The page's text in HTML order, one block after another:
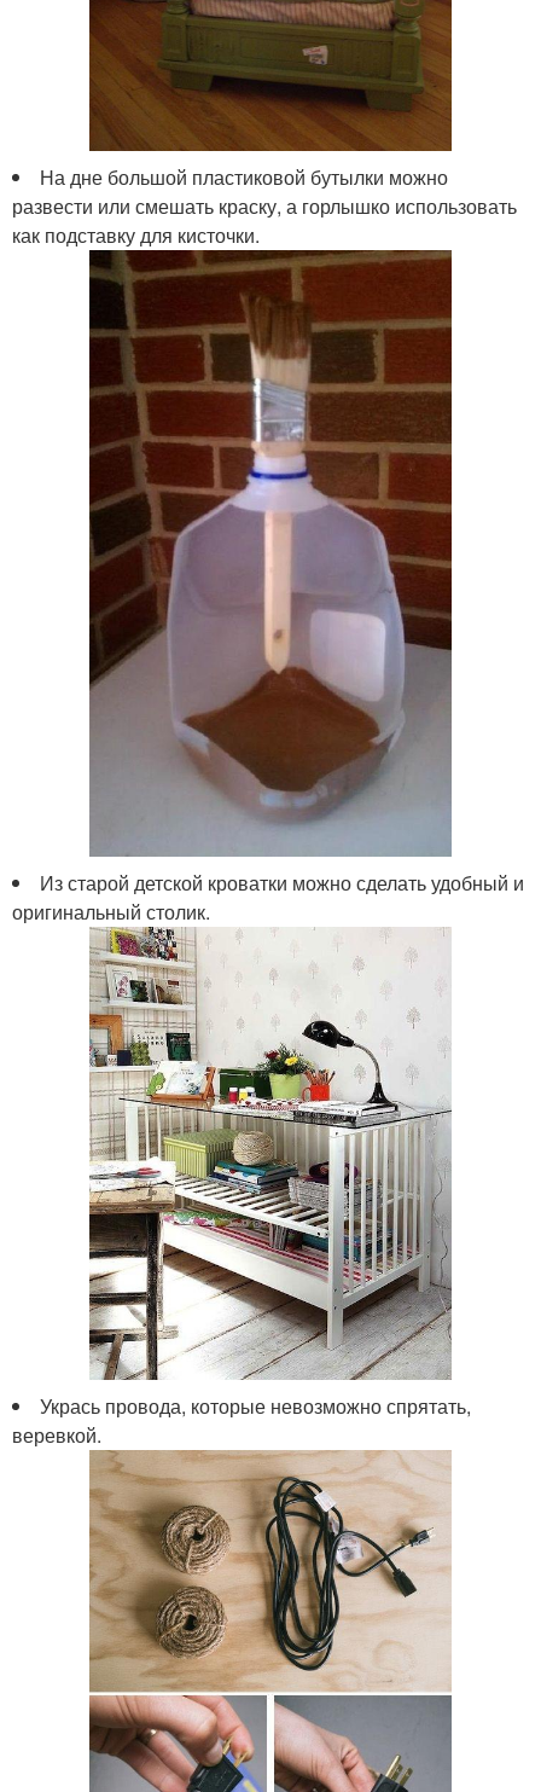
На дне большой пластиковой бутылки можно
развести или смешать краску, а горлышко использовать
как подставку для кисточки.
Из старой детской кроватки можно сделать удобный и
оригинальный столик.
Укрась провода, которые невозможно спрятать,
веревкой.